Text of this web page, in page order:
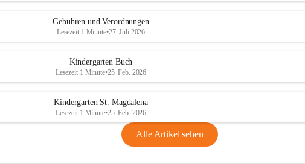
Gebühren und Verordnungen
Lesezeit 1 Minute•27. Juli 2026
Kindergarten Buch
Lesezeit 1 Minute•25. Feb. 2026
Kindergarten St. Magdalena
Lesezeit 1 Minute•25. Feb. 2026
Alle Artikel sehen